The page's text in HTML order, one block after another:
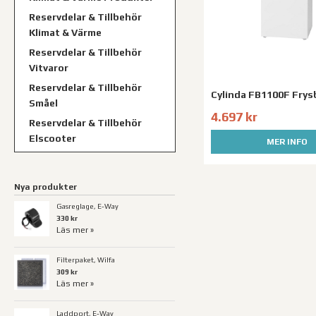
Reservdelar & Tillbehör
Klimat & Värme
Reservdelar & Tillbehör
Vitvaror
Reservdelar & Tillbehör
Småel
Reservdelar & Tillbehör
Elscooter
Cylinda FB1100F
4.697 kr
MER INFO
Nya produkter
Gasreglage, E-Way
330 kr
Läs mer »
Filterpaket, Wilfa
309 kr
Läs mer »
Laddport, E-Way